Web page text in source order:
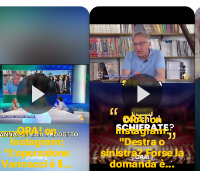
ORA! on
Instagram:
"L'operazione
Vannacci è il...
ORA! on
Instagram:
"Destra o
sinistra? Forse la
domanda è...